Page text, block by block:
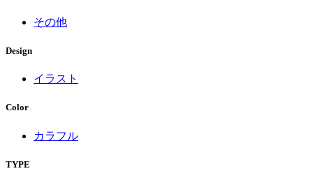
その他
Design
イラスト
Color
カラフル
TYPE